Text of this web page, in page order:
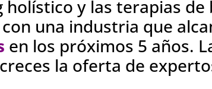
holístico y las terapias
una industria que
en los próximos 5 años.
la oferta de